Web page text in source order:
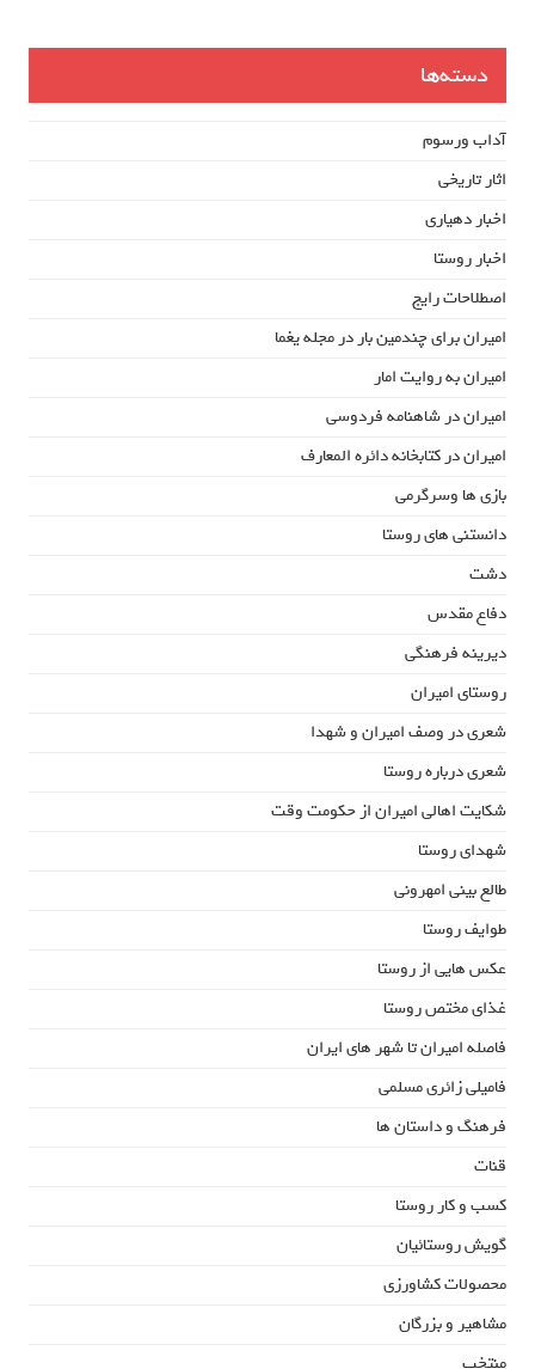
دسته‌ها
آداب ورسوم
اثار تاریخی
اخبار دهیاری
اخبار روستا
اصطلاحات رایج
امیران برای چندمین بار در مجله یغما
امیران به روایت امار
امیران در شاهنامه فردوسی
امیران در کتابخانه دائره المعارف
بازی ها وسرگرمی
دانستنی های روستا
دشت
دفاع مقدس
دیرینه فرهنگی
روستای امیران
شعری در وصف امیران و شهدا
شعری درباره روستا
شکایت اهالی امیران از حکومت وقت
شهدای روستا
طالع بینی امهرونی
طوایف روستا
عکس هایی از روستا
غذای مختص روستا
فاصله امیران تا شهر های ایران
فامیلی زائری مسلمی
فرهنگ و داستان ها
قنات
کسب و کار روستا
گویش روستائیان
محصولات کشاورزی
مشاهیر و بزرگان